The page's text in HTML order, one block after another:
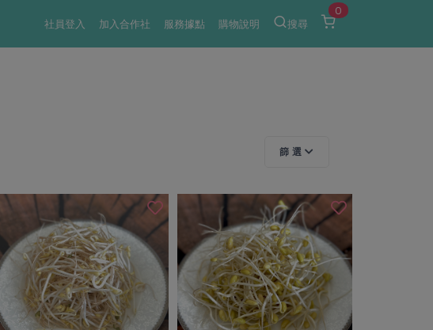
社員登入 加入合作社 服務據點 購物說明 搜尋
0
篩 選